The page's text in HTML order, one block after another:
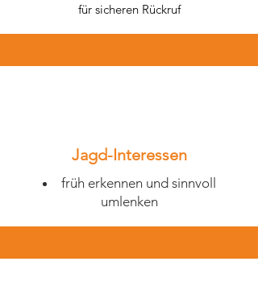
für sicheren Rückruf
Jagd-Interessen
früh erkennen und sinnvoll
umlenken​